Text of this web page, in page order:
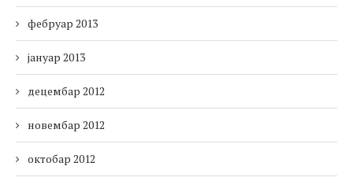
фебруар 2013
јануар 2013
децембар 2012
новембар 2012
октобар 2012